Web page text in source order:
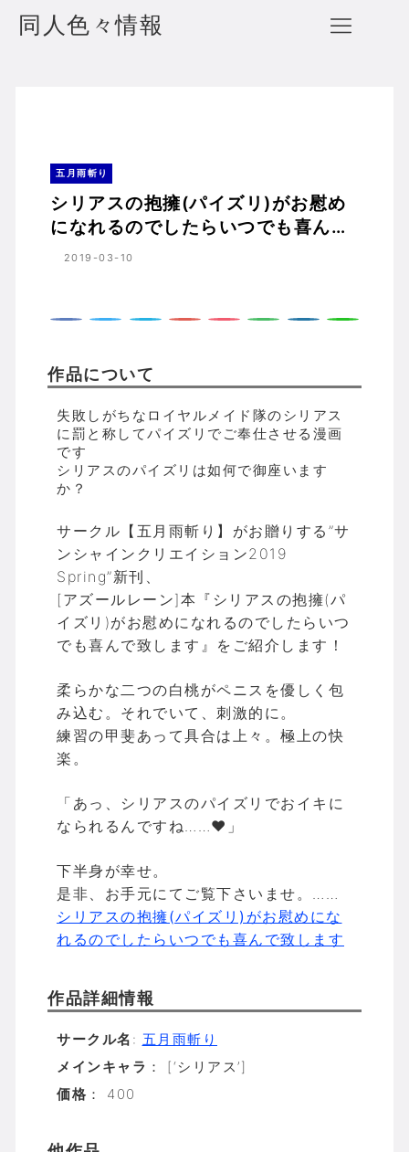
同人色々情報
五月雨斬り
シリアスの抱擁(パイズリ)がお慰め
になれるのでしたらいつでも喜んで
致します 五月雨斬り
2019-03-10
作品について
失敗しがちなロイヤルメイド隊のシリアス
に罰と称してパイズリでご奉仕させる漫画
です
シリアスのパイズリは如何で御座います
か？
サークル【五月雨斬り】がお贈りする”サ
ンシャインクリエイション2019
Spring”新刊、
[アズールレーン]本『シリアスの抱擁(パ
イズリ)がお慰めになれるのでしたらいつ
でも喜んで致します』をご紹介します！
柔らかな二つの白桃がペニスを優しく包
み込む。それでいて、刺激的に。
練習の甲斐あって具合は上々。極上の快
楽。
「あっ、シリアスのパイズリでおイキに
なられるんですね……♥」
下半身が幸せ。
是非、お手元にてご覧下さいませ。……
シリアスの抱擁(パイズリ)がお慰めにな
れるのでしたらいつでも喜んで致します
作品詳細情報
サークル名 : 五月雨斬り
メインキャラ ： [‘シリアス’]
価格 ： 400